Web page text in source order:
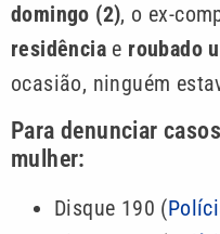
domingo (2), o ex-
residência e roubado
ocasião, ninguém
Para denunciar
mulher:
Disque 190 (